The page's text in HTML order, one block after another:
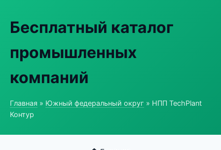
Бесплатный каталог
промышленных
компаний
Главная » Южный федеральный округ » НПП TechPlant
Контур